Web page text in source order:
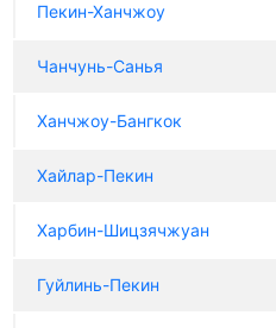
Пекин-Ханчжоу
Чанчунь-Санья
Ханчжоу-Бангкок
Хайлар-Пекин
Харбин-Шицзячжуан
Гуйлинь-Пекин